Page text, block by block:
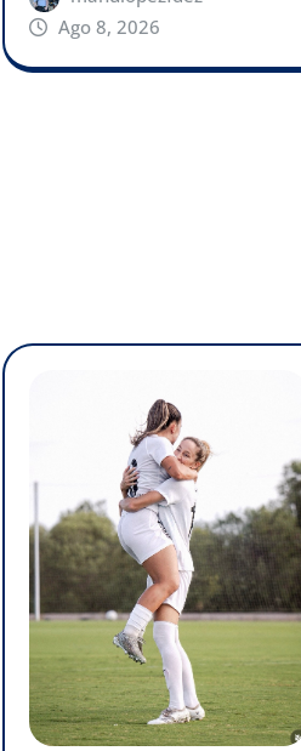
Ago 8, 2026